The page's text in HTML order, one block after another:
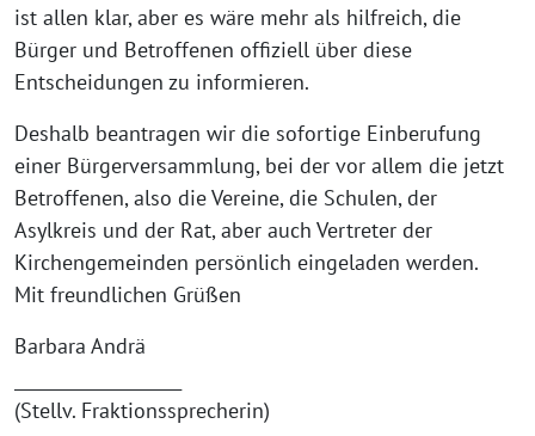
ist allen klar, aber es wäre mehr als hilfreich, die
Bürger und Betroffenen offiziell über diese
Entscheidungen zu informieren.
Deshalb beantragen wir die sofortige Einberufung
einer Bürgerversammlung, bei der vor allem die jetzt
Betroffenen, also die Vereine, die Schulen, der
Asylkreis und der Rat, aber auch Vertreter der
Kirchengemeinden persönlich eingeladen werden.
Mit freundlichen Grüßen
Barbara Andrä
(Stellv. Fraktionssprecherin)